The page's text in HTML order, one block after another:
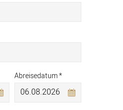
Abreisedatum *